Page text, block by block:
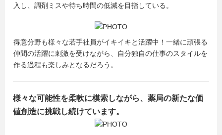
入し、調剤ミスや待ち時間の低減を目指している。
得意分野も様々な若手社員がイキイキと活躍中！一緒に頑張る
仲間の活躍に刺激を受けながら、自分独自の仕事のスタイルを
作る過程も楽しみとなるだろう。
様々な可能性を柔軟に模索しながら、薬局の新たな価
値創造に挑戦し続けています。